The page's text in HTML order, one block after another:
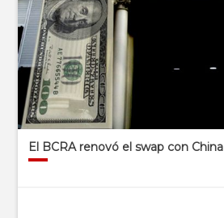
El BCRA renovó el swap con China